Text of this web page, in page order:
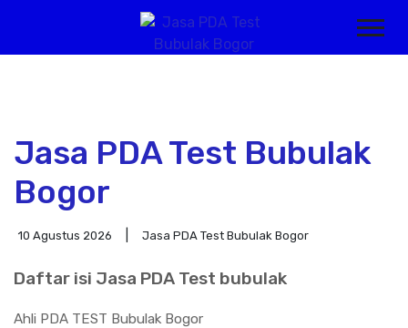
Jasa PDA Test Bubulak
Bogor
10 Agustus 2026 Jasa PDA Test Bubulak Bogor
Daftar isi Jasa PDA Test bubulak
Ahli PDA TEST Bubulak Bogor